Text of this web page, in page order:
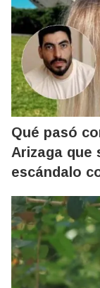
Qué pasó
Arizaga que
escándalo